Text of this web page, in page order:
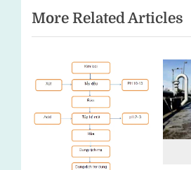
viết
i
o
s
o
More Related Articles